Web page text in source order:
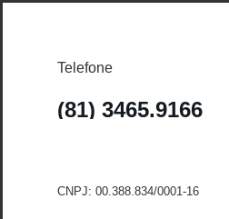
Telefone
(81) 3465.9166
CNPJ: 00.388.834/0001-16